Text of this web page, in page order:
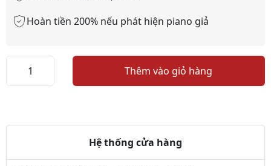
Hoàn tiền 200% nếu phát hiện piano giả
Thêm vào giỏ hàng
Hệ thống cửa hàng